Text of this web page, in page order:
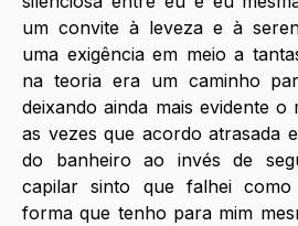
um convite à leveza e à
uma exigência em meio a
na teoria era um caminho
deixando ainda mais evidente o
as vezes que acordo atrasada
do banheiro ao invés de
capilar sinto que falhei
forma que tenho para mim